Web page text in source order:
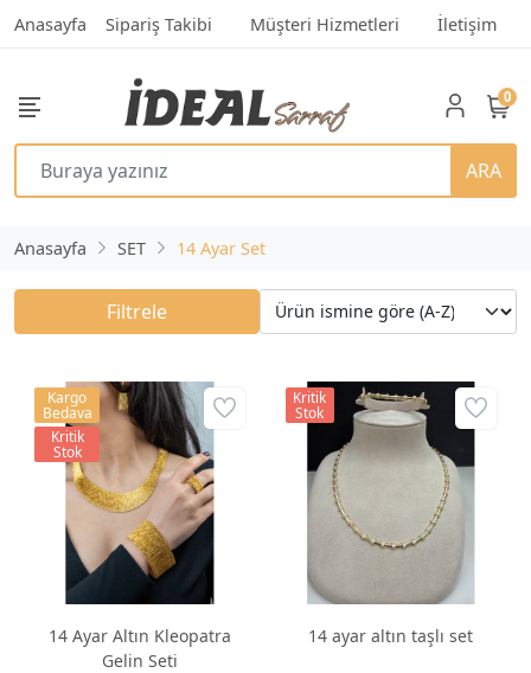
Anasayfa Sipariş Takibi Müşteri Hizmetleri İletişim
ARA
0
Anasayfa SET 14 Ayar Set
Filtrele
14 Ayar Altın Kleopatra
Gelin Seti
Kargo
Bedava
Kritik
Stok
14 ayar altın taşlı set
Kritik
Stok